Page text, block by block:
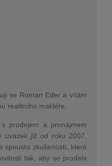
Roman Eder a vítám
realitního makléře.
a pronájmem
úvazek již od roku 2007,
spousta zkušeností, které
tak, aby se prodala